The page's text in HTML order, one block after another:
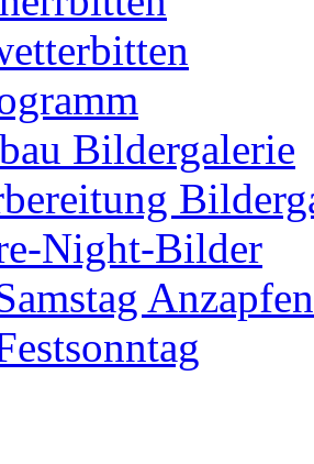
Bildergalerie
Night-Bilder